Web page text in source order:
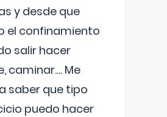
y desde que
el confinamiento
salir hacer
caminar.... Me
saber que tipo
puedo hacer